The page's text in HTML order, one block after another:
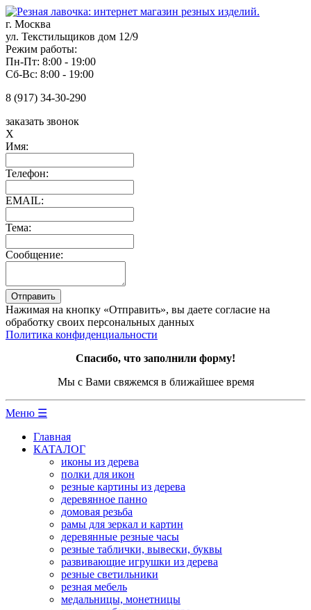
г. Москва
ул. Текстильщиков дом 12/9
Режим работы:
Пн-Пт: 8:00 - 19:00
Сб-Вс: 8:00 - 19:00
8 (917) 34-30-290
заказать звонок
X
Имя:
Телефон:
EMAIL:
Тема:
Сообщение:
Нажимая на кнопку «Отправить», вы даете согласие на
обработку своих персональных данных
Политика конфиденциальности
Спасибо, что заполнили форму!
Мы с Вами свяжемся в ближайшее время
Меню ☰
Главная
КАТАЛОГ
иконы из дерева
полки для икон
резные картины из дерева
деревянное панно
домовая резьба
рамы для зеркал и картин
деревянные резные часы
резные таблички, вывески, буквы
развивающие игрушки из дерева
резные светильники
резная мебель
медальницы, монетницы